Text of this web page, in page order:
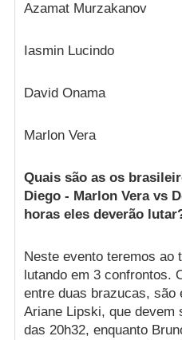
Azamat Murzakanov
Iasmin Lucindo
David Onama
Marlon Vera
Quais são as os
Diego - Marlon Vera vs
horas eles deverão
Neste evento teremos ao
lutando em 3 confrontos.
entre duas brazucas, são
Ariane Lipski, que devem
das 20h32, enquanto